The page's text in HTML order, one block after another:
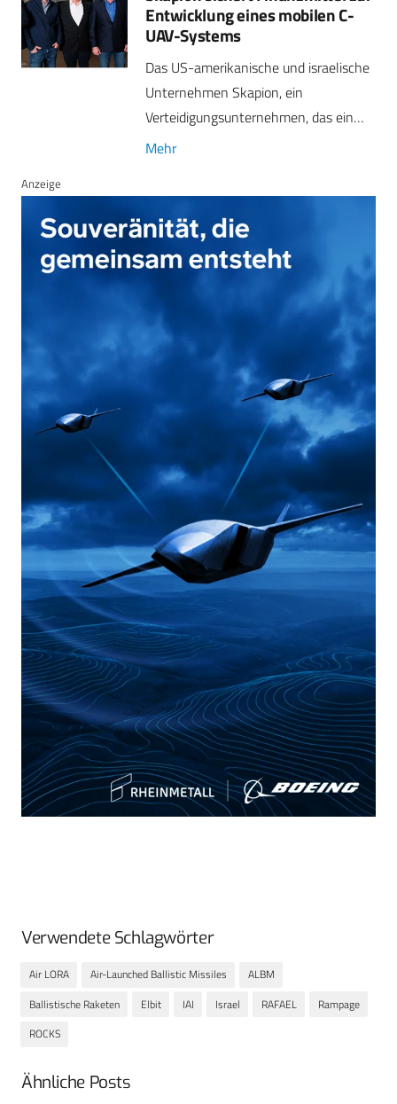
Entwicklung eines mobilen C-
UAV-Systems
Das US-amerikanische und israelische
Unternehmen Skapion, ein
Verteidigungsunternehmen, das ein…
Mehr
Anzeige
Verwendete Schlagwörter
Air LORA Air-Launched Ballistic Missiles
ALBM
Ballistische Raketen
Elbit IAI Israel RAFAEL
Rampage
ROCKS
Ähnliche Posts